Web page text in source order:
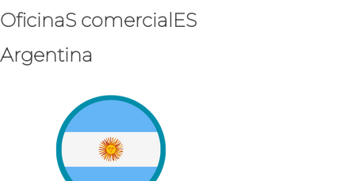
OficinaS comercialES
Argentina